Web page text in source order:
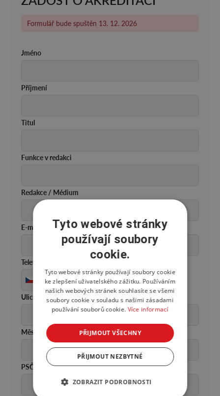
Formulář bude spuštěn 13. 12. 2026
Jméno
Příjmení
Titul
Funkce v redakci
Redakce / Médium
E-mail
Telefon
Česko
+420
+420
Ulice
Město
PSČ
Tyto webové stránky
používají soubory
cookie.
Tyto webové stránky používají soubory cookie
ke zlepšení uživatelského zážitku. Používáním
našich webových stránek souhlasíte se všemi
soubory cookie v souladu s našimi zásadami
používání souborů cookie. Více informací
PŘIJMOUT VŠECHNY
PŘIJMOUT NEZBYTNÉ
ZOBRAZIT PODROBNOSTI